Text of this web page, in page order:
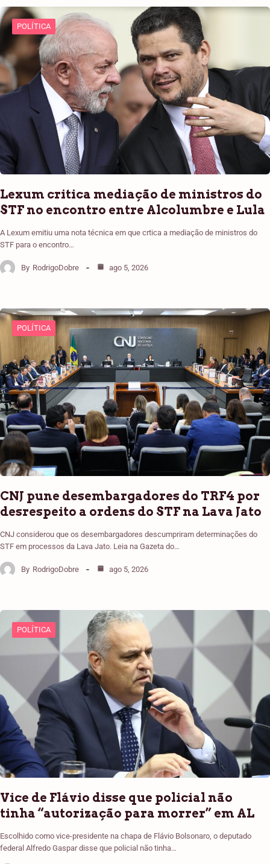
POLÍTICA
Lexum critica mediação de ministros do
STF no encontro entre Alcolumbre e Lula
A Lexum emitiu uma nota técnica em que crtica a mediação de ministros do
STF para o encontro…
By RodrigoDobre ago 5, 2026
POLÍTICA
CNJ pune desembargadores do TRF4 por
desrespeito a ordens do STF na Lava Jato
CNJ considerou que os desembargadores descumpriram determinações do
STF em processos da Lava Jato. Leia na Gazeta do…
By RodrigoDobre ago 5, 2026
POLÍTICA
Vice de Flávio disse que policial não
tinha “autorização para morrer” em AL
Escolhido como vice-presidente na chapa de Flávio Bolsonaro, o deputado
federal Alfredo Gaspar disse que policial não tinha…